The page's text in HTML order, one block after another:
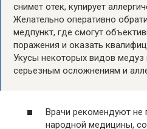
снимет отек, купирует
Желательно оперативно
медпункт, где смогут
поражения и оказать
Укусы некоторых видов медуз
серьезным осложнениям и
Врачи рекомендуют
народной медицины,